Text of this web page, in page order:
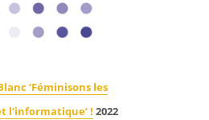
‘Féminisons les
l’informatique’ ! 2022